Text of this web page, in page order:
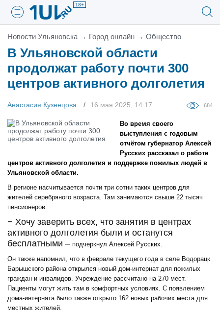
18+
Новости Ульяновска → Город онлайн → Общество
В Ульяновской области
продолжат работу почти 300
центров активного долголетия
Анастасия Кузнецова 16 мая 2025, 14:17 684
Во время своего
выступления с годовым
отчётом губернатор Алексей
Русских рассказал о работе
центров активного долголетия и поддержке пожилых людей в
Ульяновской области.
В регионе насчитывается почти три сотни таких центров для
жителей серебряного возраста. Там занимаются свыше 22 тысяч
пенсионеров.
− Хочу заверить всех, что занятия в центрах
активного долголетия были и останутся
бесплатными – подчеркнул Алексей Русских.
Он также напомнил, что в феврале текущего года в селе Водорацк
Барышского района открылся новый дом-интернат для пожилых
граждан и инвалидов. Учреждение рассчитано на 270 мест.
Пациенты могут жить там в комфортных условиях. С появлением
дома-интерната было также открыто 162 новых рабочих места для
местных жителей.